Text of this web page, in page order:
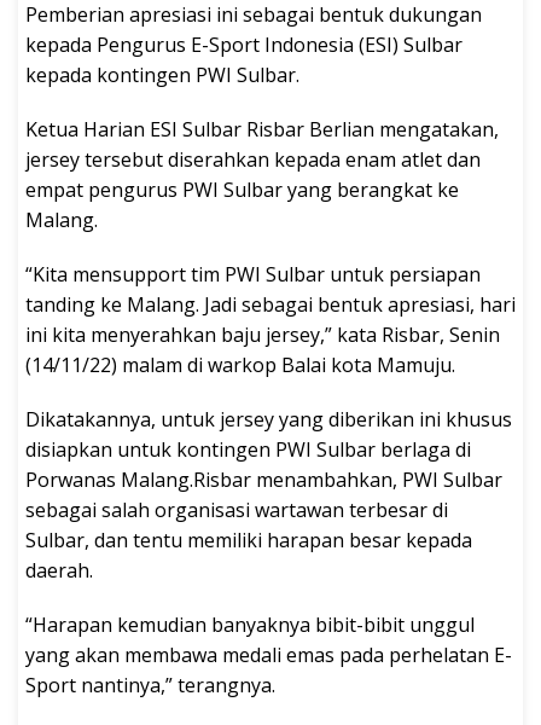
Pemberian apresiasi ini sebagai bentuk dukungan
kepada Pengurus E-Sport Indonesia (ESI) Sulbar
kepada kontingen PWI Sulbar.
Ketua Harian ESI Sulbar Risbar Berlian mengatakan,
jersey tersebut diserahkan kepada enam atlet dan
empat pengurus PWI Sulbar yang berangkat ke
Malang.
“Kita mensupport tim PWI Sulbar untuk persiapan
tanding ke Malang. Jadi sebagai bentuk apresiasi, hari
ini kita menyerahkan baju jersey,” kata Risbar, Senin
(14/11/22) malam di warkop Balai kota Mamuju.
Dikatakannya, untuk jersey yang diberikan ini khusus
disiapkan untuk kontingen PWI Sulbar berlaga di
Porwanas Malang.Risbar menambahkan, PWI Sulbar
sebagai salah organisasi wartawan terbesar di
Sulbar, dan tentu memiliki harapan besar kepada
daerah.
“Harapan kemudian banyaknya bibit-bibit unggul
yang akan membawa medali emas pada perhelatan E-
Sport nantinya,” terangnya.